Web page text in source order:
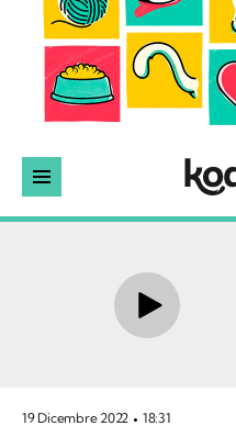
19 Dicembre 2022 18:31